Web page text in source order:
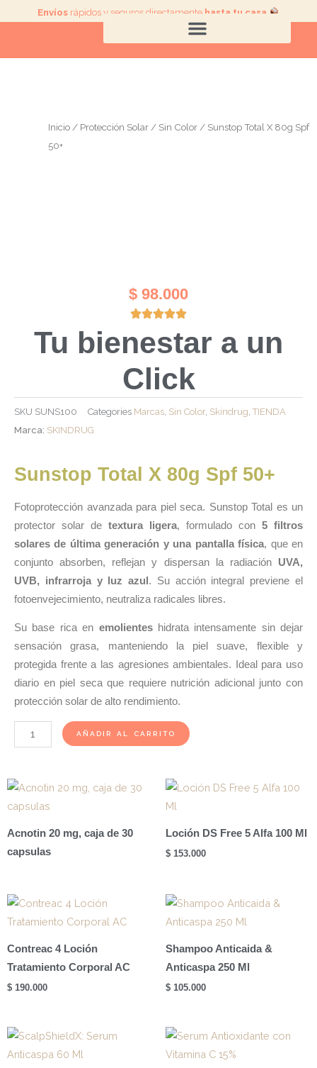
Envíos rápidos y seguros directamente hasta tu casa
Inicio / Protección Solar / Sin Color / Sunstop Total X 80g Spf
50+
$ 98.000
Tu bienestar a un
Click
SKU SUNS100 Categories Marcas Sin Color, Skindrug TIENDA
Marca: SKINDRUG
Sunstop Total X 80g Spf 50+
Fotoprotección avanzada para piel seca. Sunstop Total es un
protector solar de textura ligera, formulado con 5 filtros
solares de última generación y una pantalla física, que en
conjunto absorben, reflejan y dispersan la radiación UVA,
UVB, infrarroja y luz azul . Su acción integral previene el
fotoenvejecimiento, neutraliza radicales libres.
Su base rica en emolienteshidrata intensamente sin dejar
sensación grasa, manteniendo la piel suave, flexible y
protegida frente a las agresiones ambientales. Ideal para uso
diario en piel seca que requiere nutrición adicional junto con
protección solar de alto rendimiento.
Sunstop
Total
80g
Spf
cantidad
AÑADIR AL CARRITO
Acnotin 20 mg, caja de 30
capsulas
Loción DS Free 5 Alfa 100 Ml
$ 153.000
Contreac 4 Loción
Tratamiento Corporal AC
$ 190.000
Shampoo Anticaida &
Anticaspa 250 Ml
$ 105.000